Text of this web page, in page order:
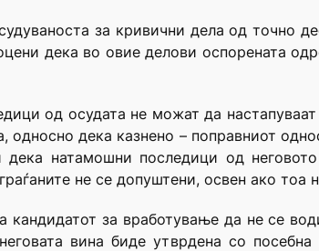
за кривични дела од точно
дека во овие делови оспорената
од осудата не можат да
дека казнено – поправниот
дека натамошни последици од
не се допуштени, освен ако тоа
кандидатот за вработување да не се
вина биде утврдена со